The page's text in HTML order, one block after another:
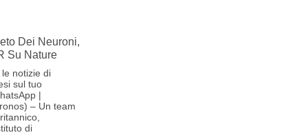
Dei Neuroni,
Su Nature
notizie di
sul tuo
|
– Un team
di